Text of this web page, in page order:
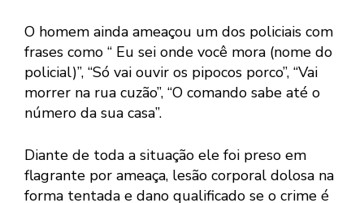
O homem ainda ameaçou um dos policiais com
frases como “ Eu sei onde você mora (nome do
policial)”, “Só vai ouvir os pipocos porco”, “Vai
morrer na rua cuzão”, “O comando sabe até o
número da sua casa”.
Diante de toda a situação ele foi preso em
flagrante por ameaça, lesão corporal dolosa na
forma tentada e dano qualificado se o crime é